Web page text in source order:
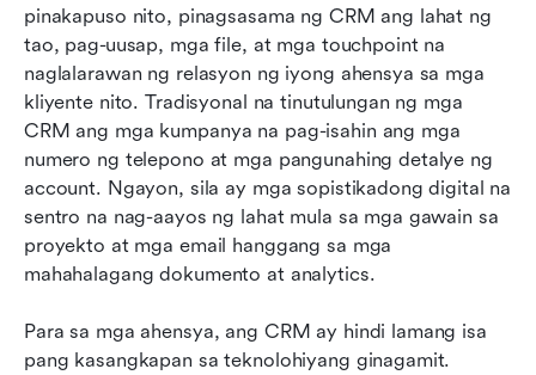
pinakapuso nito, pinagsasama ng CRM ang lahat ng
tao, pag-uusap, mga file, at mga touchpoint na
naglalarawan ng relasyon ng iyong ahensya sa mga
kliyente nito. Tradisyonal na tinutulungan ng mga
CRM ang mga kumpanya na pag-isahin ang mga
numero ng telepono at mga pangunahing detalye ng
account. Ngayon, sila ay mga sopistikadong digital na
sentro na nag-aayos ng lahat mula sa mga gawain sa
proyekto at mga email hanggang sa mga
mahahalagang dokumento at analytics.
Para sa mga ahensya, ang CRM ay hindi lamang isa
pang kasangkapan sa teknolohiyang ginagamit.